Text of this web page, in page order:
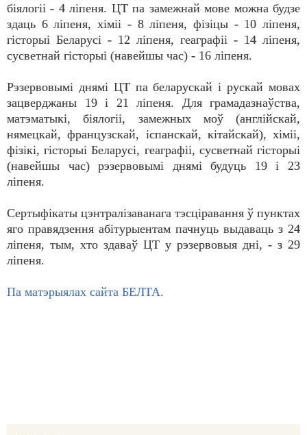
біялогіі - 4 ліпеня. ЦТ па замежнай мове можна будзе
здаць 6 ліпеня, хіміі - 8 ліпеня, фізіцы - 10 ліпеня,
гісторыі Беларусі - 12 ліпеня, геаграфіі - 14 ліпеня,
сусветнай гісторыі (навейшы час) - 16 ліпеня.
Рэзервовымі днямі ЦТ па беларускай і рускай мовах
зацверджаны 19 і 21 ліпеня. Для грамадазнаўства,
матэматыкі, біялогіі, замежных моў (англійскай,
нямецкай, французскай, іспанскай, кітайскай), хіміі,
фізікі, гісторыі Беларусі, геаграфіі, сусветнай гісторыі
(навейшы час) рэзервовымі днямі будуць 19 і 23
ліпеня.
Сертыфікаты цэнтралізаванага тэсціравання ў пунктах
яго правядзення абітурыентам пачнуць выдаваць з 24
ліпеня, тым, хто здаваў ЦТ у рэзервовыя дні, - з 29
ліпеня.
Па матэрыялах сайта БЕЛТА.